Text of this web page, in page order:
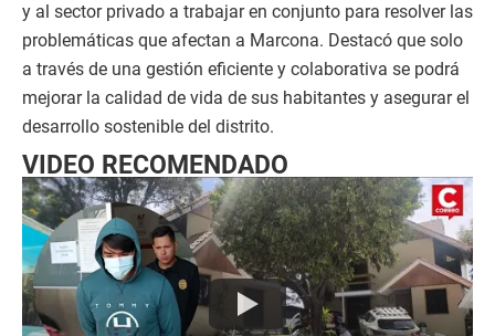
y al sector privado a trabajar en conjunto para resolver las
problemáticas que afectan a Marcona. Destacó que solo
a través de una gestión eficiente y colaborativa se podrá
mejorar la calidad de vida de sus habitantes y asegurar el
desarrollo sostenible del distrito.
VIDEO RECOMENDADO